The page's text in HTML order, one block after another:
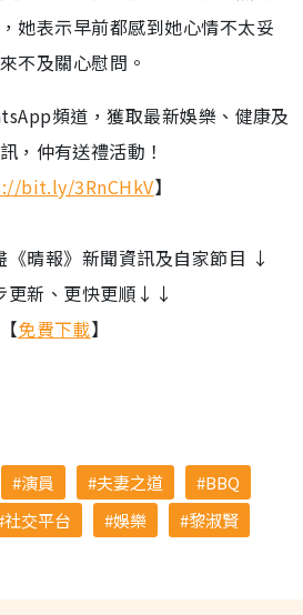
她表示早前都感到她心情不太妥
不及關心慰問。
頻道，獲取最新娛樂、健康及
，仲有送禮活動！
bit.ly/3RnCHkV】
晴報》新聞資訊及自家節目 ↓
新、更快更順↓↓
【免費下載】
演員 夫妻之道
BBQ
社交平台 娛樂 黎淑賢